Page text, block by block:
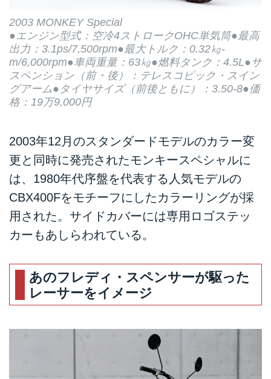
2003 MONKEY Special
●エンジン型式：空冷4ストロークOHC単気筒●最高
出力：3.1ps/7,500rpm●最大トルク：0.32㎏-
m/6,000rpm●車両重量：63㎏●燃料タンク：4.5L●サ
スペンション（前・後）：テレスコピック・スイン
グアーム●タイヤサイズ（前後ともに）：3.50-8●価
格：19万9,000円
2003年12月のスタンダードモデルのカラー変
更と同時に発売されたモンキースペシャルに
は、1980年代序盤を代表する人気モデルの
CBX400Fをモチーフにしたカラーリングが採
用された。サイドカバーには専用ロゴステッ
カーもあしらわれている。
あのフレディ・スペンサーが駆った
レーサーをイメージ